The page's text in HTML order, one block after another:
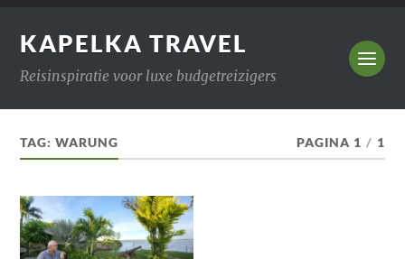
KAPELKA TRAVEL
Reisinspiratie voor luxe budgetreizigers
TAG:WARUNG PAGINA 1 / 1